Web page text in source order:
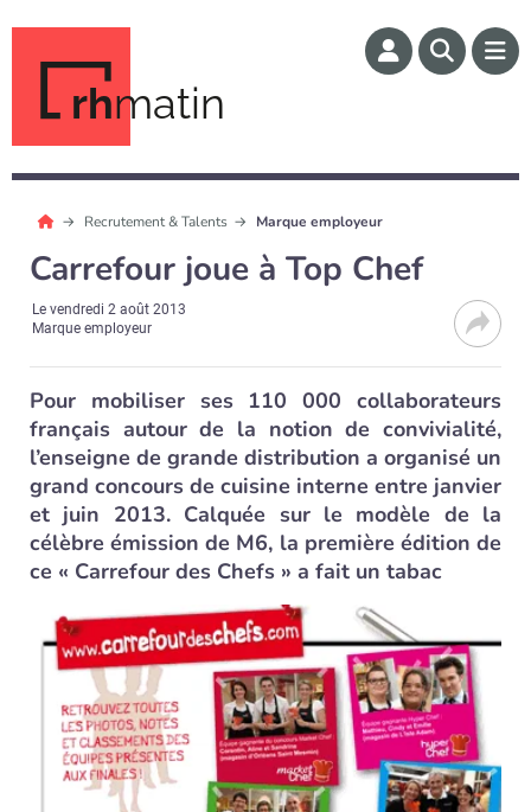
rhmatin
Recrutement & Talents Marque employeur
Carrefour joue à Top Chef
Levendredi 2 août 2013
Marque employeur
Pour mobiliser ses 110 000 collaborateurs
français autour de la notion de convivialité,
l’enseigne de grande distribution a organisé un
grand concours de cuisine interne entre janvier
et juin 2013. Calquée sur le modèle de la
célèbre émission de M6, la première édition de
ce « Carrefour des Chefs » a fait un tabac